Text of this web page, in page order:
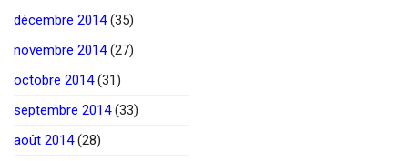
décembre 2014(35)
novembre 2014(27)
octobre 2014(31)
septembre 2014(33)
août 2014(28)